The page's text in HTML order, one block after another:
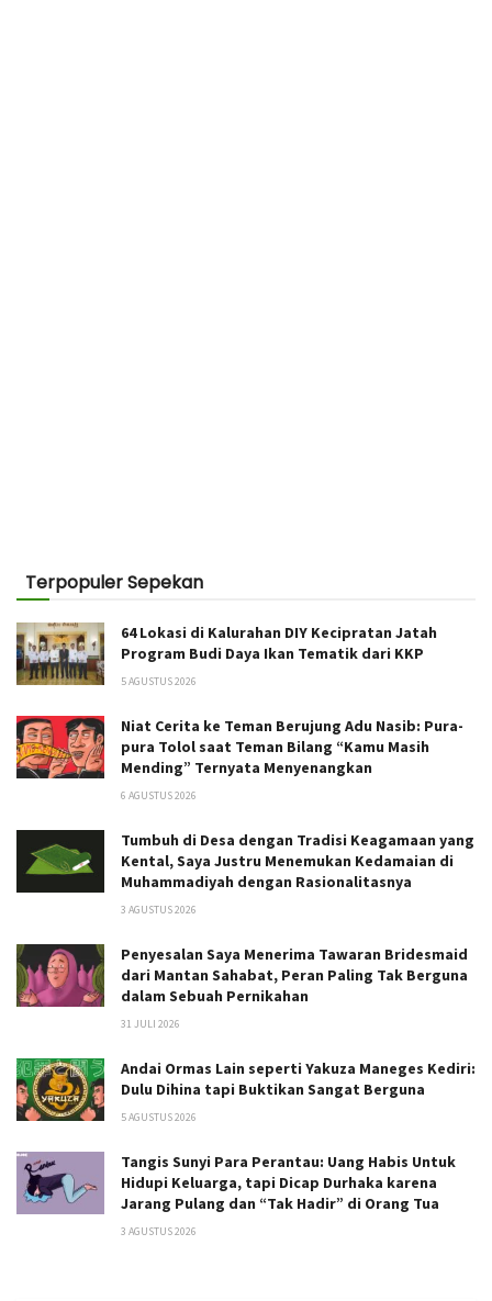
Terpopuler Sepekan
64 Lokasi di Kalurahan DIY Kecipratan Jatah
Program Budi Daya Ikan Tematik dari KKP
5 AGUSTUS 2026
Niat Cerita ke Teman Berujung Adu Nasib: Pura-
pura Tolol saat Teman Bilang “Kamu Masih
Mending” Ternyata Menyenangkan
6 AGUSTUS 2026
Tumbuh di Desa dengan Tradisi Keagamaan yang
Kental, Saya Justru Menemukan Kedamaian di
Muhammadiyah dengan Rasionalitasnya
3 AGUSTUS 2026
Penyesalan Saya Menerima Tawaran Bridesmaid
dari Mantan Sahabat, Peran Paling Tak Berguna
dalam Sebuah Pernikahan
31 JULI 2026
Andai Ormas Lain seperti Yakuza Maneges Kediri:
Dulu Dihina tapi Buktikan Sangat Berguna
5 AGUSTUS 2026
Tangis Sunyi Para Perantau: Uang Habis Untuk
Hidupi Keluarga, tapi Dicap Durhaka karena
Jarang Pulang dan “Tak Hadir” di Orang Tua
3 AGUSTUS 2026